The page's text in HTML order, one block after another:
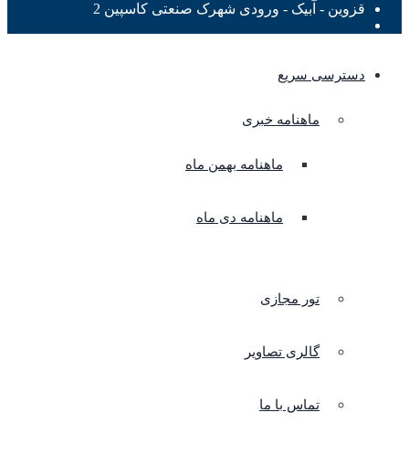
قزوین - آبیک - ورودی شهرک صنعتی کاسپین 2
دسترسی سریع
ماهنامه خبری
ماهنامه بهمن ماه
ماهنامه دی ماه
تور مجازی
گالری تصاویر
تماس با ما